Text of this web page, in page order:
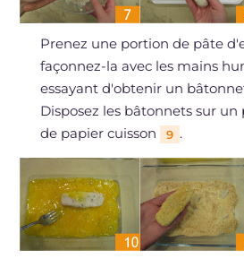
Prenez une portion de pâte
façonnez-la avec les mains
essayant d'obtenir un
Disposez les bâtonnets sur
de papier cuisson
9 .